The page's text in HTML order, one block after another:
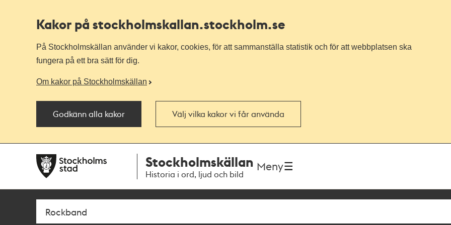
Kakor på stockholmskallan.stockholm.se
På Stockholmskällan använder vi kakor, cookies, för att sammanställa statistik och för att webbplatsen ska
fungera på ett bra sätt för dig.
Om kakor på Stockholmskällan
Godkänn alla kakor Välj vilka kakor vi får använda
navigationen
huvudinnehållet
Stockholmskällan
Historia i ord, ljud och bild
Meny
Sök